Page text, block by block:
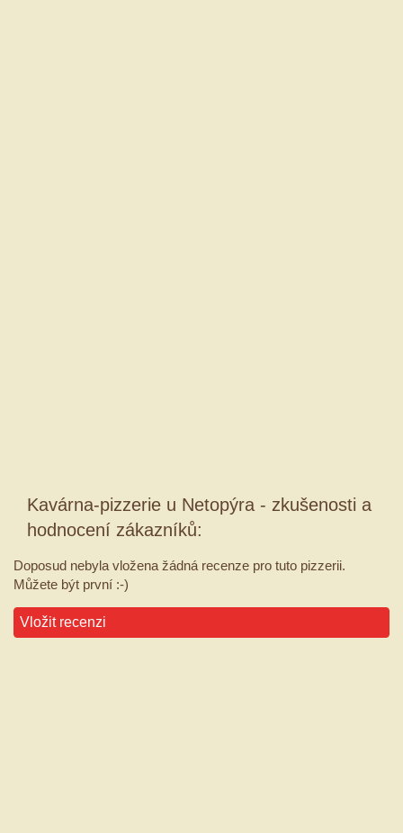
Kavárna-pizzerie u Netopýra - zkušenosti a
hodnocení zákazníků:
Doposud nebyla vložena žádná recenze pro tuto pizzerii.
Můžete být první :-)
Vložit recenzi